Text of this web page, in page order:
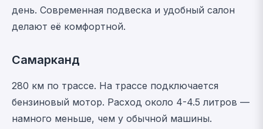
день. Современная подвеска и удобный салон
делают её комфортной.
Самарканд
280 км по трассе. На трассе подключается
бензиновый мотор. Расход около 4-4.5 литров —
намного меньше, чем у обычной машины.